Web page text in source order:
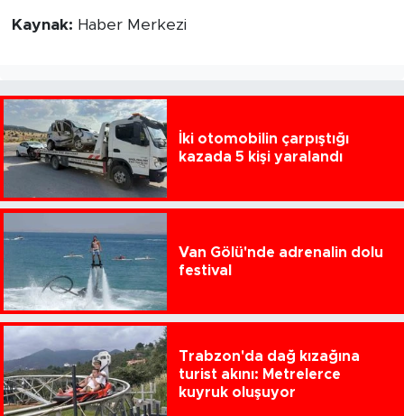
Kaynak: Haber Merkezi
İki otomobilin çarpıştığı
kazada 5 kişi yaralandı
Van Gölü'nde adrenalin dolu
festival
Trabzon'da dağ kızağına
turist akını: Metrelerce
kuyruk oluşuyor